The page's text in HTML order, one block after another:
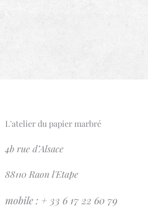
L'atelier du papier marbré
4b rue d’Alsace
88110 Raon l'Etape
mobile : + 33 6 17 22 60 79